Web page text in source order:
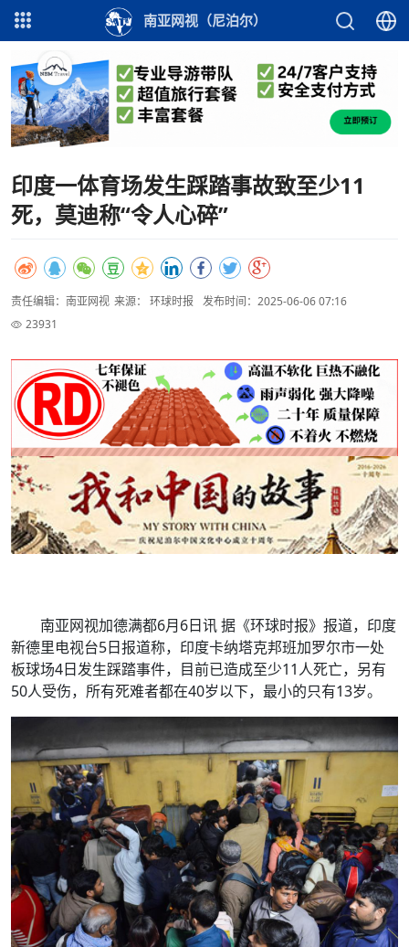
南亚网视（尼泊尔）
印度一体育场发生踩踏事故致至少11
死，莫迪称“令人心碎”
责任编辑：南亚网视 来源： 环球时报
发布时间：2025-06-06 07:16
23931
南亚网视加德满都6月6日讯 据《环球时报》报道，印度
新德里电视台5日报道称，印度卡纳塔克邦班加罗尔市一处
板球场4日发生踩踏事件，目前已造成至少11人死亡，另有
50人受伤，所有死难者都在40岁以下，最小的只有13岁。